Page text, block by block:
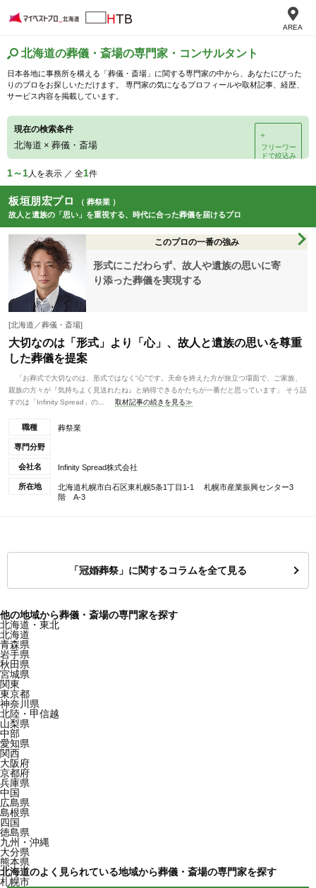
AREA
北海道の葬儀・斎場の専門家・コンサルタント
日本各地に事務所を構える「葬儀・斎場」に関する専門家の中から、あなたにぴった
りのプロをお探しいただけます。 専門家の気になるプロフィールや取材記事、経歴、
サービス内容を掲載しています。
現在の検索条件
北海道 × 葬儀・斎場
＋
フリーワー
ドで絞込み
1～1人を表示 ／ 全1件
板垣朋宏プロ
（ 葬祭業 ）
故人と遺族の「思い」を重視する、時代に合った葬儀を届けるプロ
このプロの一番の強み
形式にこだわらず、故人や遺族の思いに寄
り添った葬儀を実現する
[北海道／葬儀・斎場]
大切なのは「形式」より「心」、故人と遺族の思いを尊重
した葬儀を提案
「お葬式で大切なのは、形式ではなく“心”です。天命を終えた方が旅立つ場面で、ご家族、
親族の方々が『気持ちよく見送れたね』と納得できるかたちが一番だと思っています」 そう話
すのは「Infinity Spread」の...
取材記事の続きを見る≫
職種 葬祭業
専門分野
会社名 Infinity Spread株式会社
所在地
北海道札幌市白石区東札幌5条1丁目1-1 札幌市産業振興センター3
階 A-3
「冠婚葬祭」に関するコラムを全て見る
他の地域から葬儀・斎場の専門家を探す
北海道・東北
北海道
青森県
岩手県
秋田県
宮城県
関東
東京都
神奈川県
北陸・甲信越
山梨県
中部
愛知県
関西
大阪府
京都府
兵庫県
中国
広島県
島根県
四国
徳島県
九州・沖縄
大分県
熊本県
北海道のよく見られている地域から葬儀・斎場の専門家を探す
札幌市